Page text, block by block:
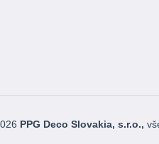
PPG Deco Slovakia, s.r.o.,